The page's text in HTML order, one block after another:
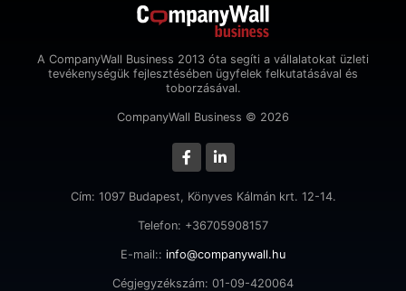
A CompanyWall Business 2013 óta segíti a vállalatokat üzleti
tevékenységük fejlesztésében ügyfelek felkutatásával és
toborzásával.
CompanyWall Business © 2026
Cím: 1097 Budapest, Könyves Kálmán krt. 12-14.
Telefon: +36705908157
E-mail:: info@companywall.hu
Cégjegyzékszám: 01-09-420064